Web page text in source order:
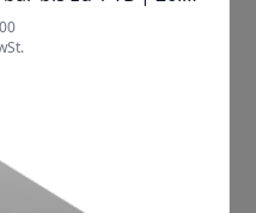
Cover für Galaxy